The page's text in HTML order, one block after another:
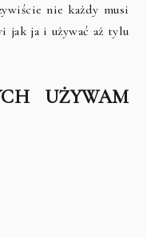
nie każdy musi
jak ja i używać aż tylu
UŻYWAM